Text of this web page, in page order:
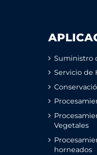
Suministro
Servicio de
Vegetales
horneados